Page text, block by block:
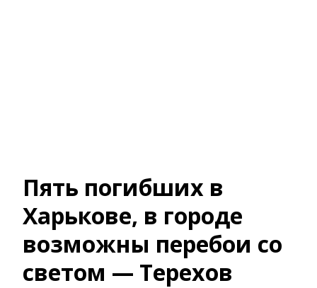
Пять погибших в
Харькове, в городе
возможны перебои со
светом — Терехов